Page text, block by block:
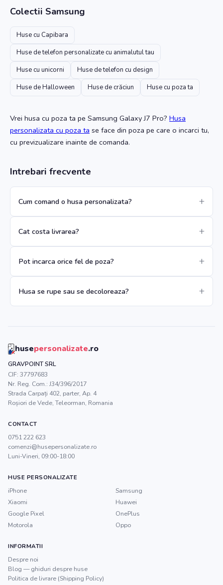
Colectii Samsung
Huse cu Capibara
Huse de telefon personalizate cu animalutul tau
Huse cu unicorni
Huse de telefon cu design
Huse de Halloween
Huse de crăciun Huse cu poza ta
Vrei husa cu poza ta pe Samsung Galaxy J7 Pro? Husa
personalizata cu poza ta se face din poza pe care o incarci tu,
cu previzualizare inainte de comanda.
Intrebari frecvente
Cum comand o husa personalizata?
Cat costa livrarea?
Pot incarca orice fel de poza?
Husa se rupe sau se decoloreaza?
husepersonalizate.ro
GRAVPOINT SRL
CIF: 37797683
Nr. Reg. Com.: J34/396/2017
Strada Carpați 402, parter, Ap. 4
Roșiori de Vede,Teleorman, Romania
CONTACT
0751 222 623
comenzi@husepersonalizate.ro
Luni-Vineri, 09:00-18:00
HUSE PERSONALIZATE
iPhone
Samsung
Xiaomi
Huawei
Google Pixel
OnePlus
Motorola
Oppo
INFORMATII
Despre noi
Blog — ghiduri despre huse
Politica de livrare (Shipping Policy)